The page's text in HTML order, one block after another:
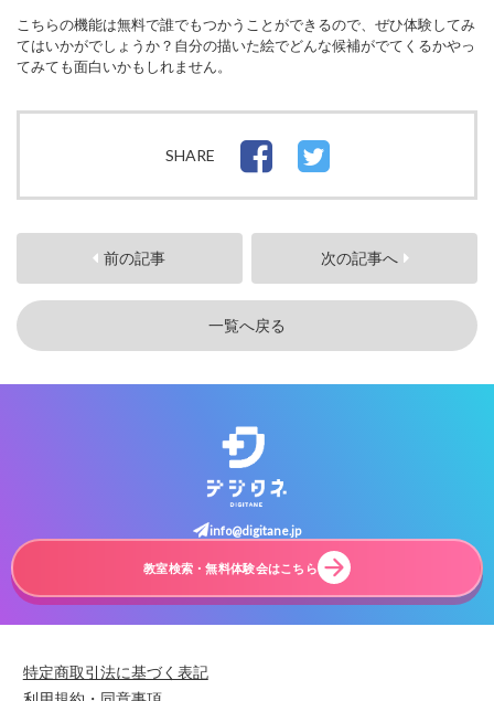
こちらの機能は無料で誰でもつかうことができるので、ぜひ体験してみ
てはいかがでしょうか？自分の描いた絵でどんな候補がでてくるかやっ
てみても面白いかもしれません。
SHARE
前の記事 次の記事へ
一覧へ戻る
info@digitane.jp
教室検索・無料体験会はこちら
特定商取引法に基づく表記